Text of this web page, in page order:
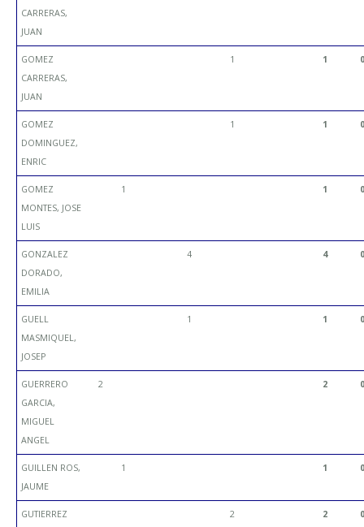
CARRERAS,
JUAN
GOMEZ
CARRERAS,
JUAN
1 1 0
GOMEZ
DOMINGUEZ,
ENRIC
1 1 0
GOMEZ
MONTES, JOSE
LUIS
1 1 0
GONZALEZ
DORADO,
EMILIA
4 4 0
GUELL
MASMIQUEL,
JOSEP
1 1 0
GUERRERO
GARCIA,
MIGUEL
ANGEL
2 2 0
GUILLEN ROS,
JAUME
1 1 0
GUTIERREZ
2 2 0